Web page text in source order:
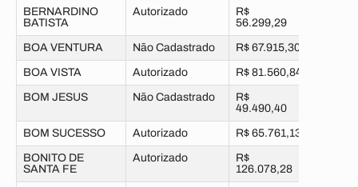
BERNARDINO
BATISTA
Autorizado
R$
56.299,29
BOA VENTURA Não Cadastrado R$ 67.915,30
BOA VISTA Autorizado R$ 81.560,84
BOM JESUS Não Cadastrado
R$
49.490,40
BOM SUCESSO Autorizado R$ 65.761,13
BONITO DE
SANTA FE
Autorizado
R$
126.078,28